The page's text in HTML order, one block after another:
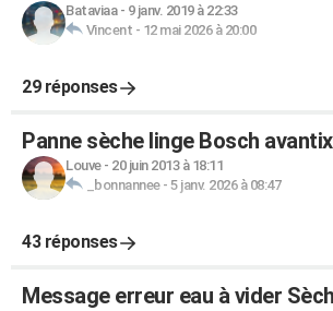
Bataviaa- 9 janv. 2019 à 22:33
Vincent - 12 mai 2026 à 20:00
29 réponses
Panne sèche linge Bosch
Louve- 20 juin 2013 à 18:11
_bonnannee- 5 janv. 2026 à 08:47
43 réponses
Message erreur eau à vider